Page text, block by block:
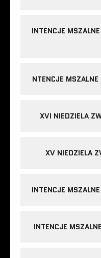
INTENCJE
NTENCJE
XVI NIEDZIELA
XV NIEDZIELA
INTENCJE
INTENCJE